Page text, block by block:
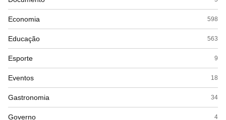
Economia 598
Educação 563
Esporte 9
Eventos 18
Gastronomia 34
Governo 4